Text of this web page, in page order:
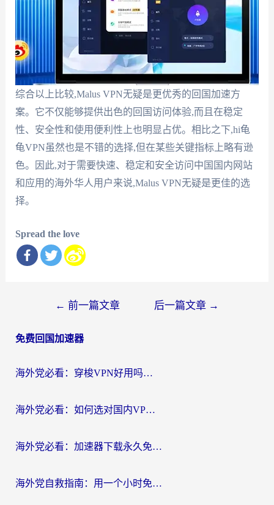
综合以上比较,Malus VPN无疑是更优秀的回国加速方
案。它不仅能够提供出色的回国访问体验,而且在稳定
性、安全性和使用便利性上也明显占优。相比之下,hi龟
龟VPN虽然也是不错的选择,但在某些关键指标上略有逊
色。因此,对于需要快速、稳定和安全访问中国国内网站
和应用的海外华人用户来说,Malus VPN无疑是更佳的选
择。
Spread the love
导
← 前一篇文章 后一篇文章 →
免费回国加速器
海外党必看：穿梭VPN好用吗？和云帆VPN对比哪个回国效果更好？附真实测评+避坑指南
海外党必看：如何选对国内VPN，实现无缝访问国内资源？
海外党必看：加速器下载永久免费版真的存在吗？教你无缝访问国内资源的正确姿势
海外党自救指南：用一个小时免费加速器，轻松打破国内资源访问壁垒？